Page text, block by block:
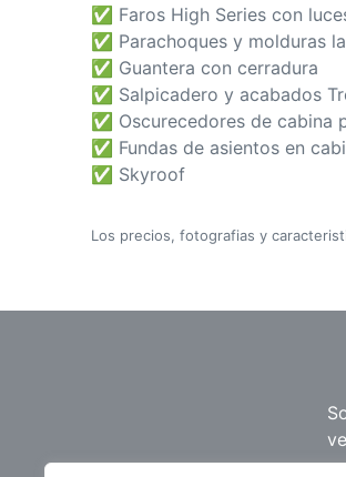
✅ Faros High Series con
✅ Parachoques y molduras
✅ Guantera con cerradura
✅ Salpicadero y acabados
✅ Oscurecedores de cabina
✅ Fundas de asientos en
✅ Skyroof
Los precios, fotografias y